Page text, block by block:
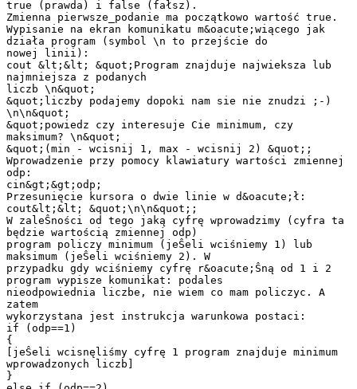
true (prawda) i false (fałsz).
Zmienna pierwsze_podanie ma początkowo wartość true.
Wypisanie na ekran komunikatu m&oacute;wiącego jak
działa program (symbol \n to przejście do
nowej linii):
cout &lt;&lt; &quot;Program znajduje najwieksza lub
najmniejsza z podanych
liczb \n&quot;
&quot;liczby podajemy dopoki nam sie nie znudzi ;-)
\n\n&quot;
&quot;powiedz czy interesuje Cie minimum, czy
maksimum? \n&quot;
&quot;(min - wcisnij 1, max - wcisnij 2) &quot;;
Wprowadzenie przy pomocy klawiatury wartości zmiennej
odp:
cin&gt;&gt;odp;
Przesunięcie kursora o dwie linie w d&oacute;ł:
cout&lt;&lt; &quot;\n\n&quot;;
W zaleŜności od tego jaką cyfrę wprowadzimy (cyfra ta
będzie wartością zmiennej odp)
program policzy minimum (jeŜeli wciśniemy 1) lub
maksimum (jeŜeli wciśniemy 2). W
przypadku gdy wciśniemy cyfrę r&oacute;Ŝną od 1 i 2
program wypisze komunikat: podales
nieodpowiednia liczbe, nie wiem co mam policzyc. A
zatem
wykorzystana jest instrukcja warunkowa postaci:
if (odp==1)
{
[jeŜeli wcisnęliśmy cyfrę 1 program znajduje minimum
wprowadzonych liczb]
}